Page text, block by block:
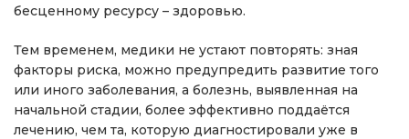
бесценному ресурсу – здоровью.
Тем временем, медики не устают повторять: зная
факторы риска, можно предупредить развитие того
или иного заболевания, а болезнь, выявленная на
начальной стадии, более эффективно поддаётся
лечению, чем та, которую диагностировали уже в